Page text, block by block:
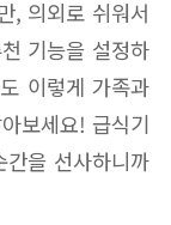
, 의외로 쉬워서
기능을 설정하
이렇게 가족과
보세요! 급식기
을 선사하니까